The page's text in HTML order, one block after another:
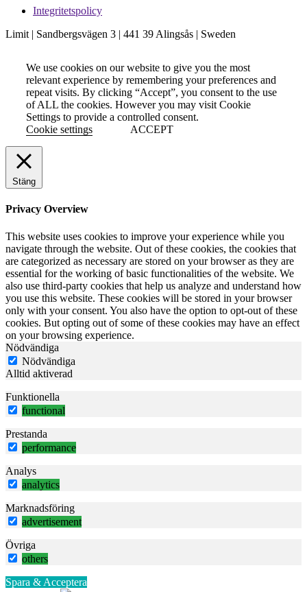
Integritetspolicy
Limit | Sandbergsvägen 3 | 441 39 Alingsås | Sweden
We use cookies on our website to give you the most
relevant experience by remembering your preferences and
repeat visits. By clicking “Accept”, you consent to the use
of ALL the cookies. However you may visit Cookie
Settings to provide a controlled consent.
Cookie settings
ACCEPT
Stäng
Privacy Overview
This website uses cookies to improve your experience while you
navigate through the website. Out of these cookies, the cookies that
are categorized as necessary are stored on your browser as they are
essential for the working of basic functionalities of the website. We
also use third-party cookies that help us analyze and understand how
you use this website. These cookies will be stored in your browser
only with your consent. You also have the option to opt-out of these
cookies. But opting out of some of these cookies may have an effect
on your browsing experience.
Nödvändiga
Nödvändiga
Alltid aktiverad
Funktionella
functional
Prestanda
performance
Analys
analytics
Marknadsföring
advertisement
Övriga
others
Spara & Acceptera